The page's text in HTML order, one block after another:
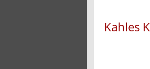
Kahles